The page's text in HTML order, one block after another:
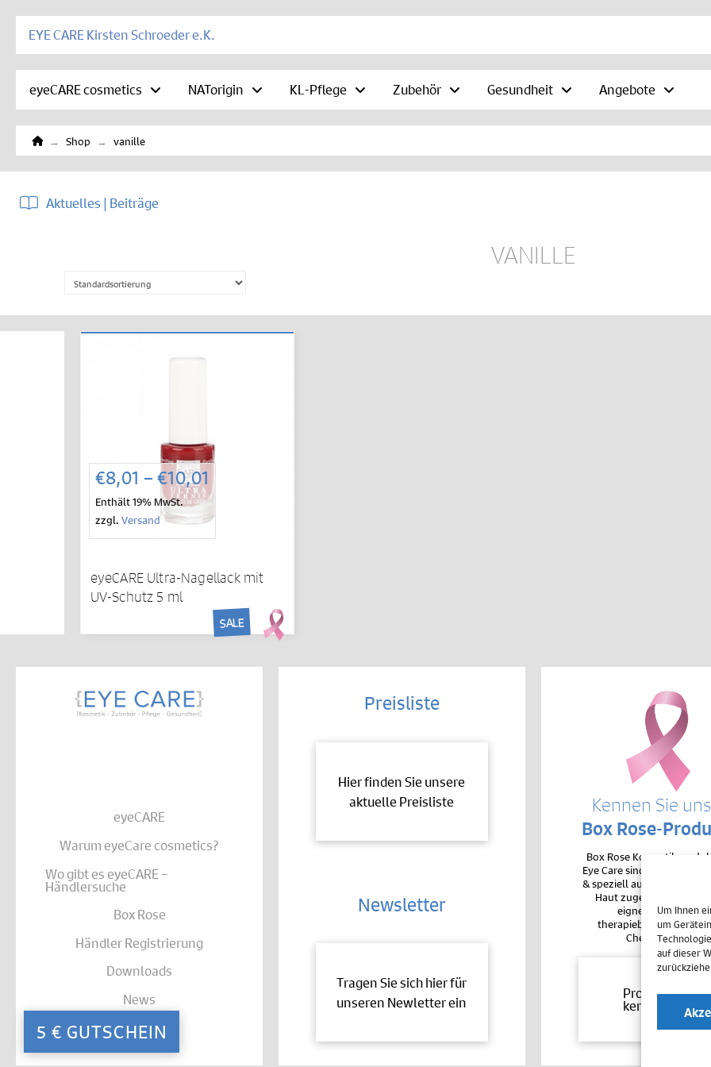
Um Ihnen
um
auf dieser
EYE CARE Kirsten Schroeder e.K.
eyeCARE cosmetics NATorigin KL-Pflege Zubehör Gesundheit Angebote
Home
→ Shop → vanille
Aktuelles | Beiträge
5 € GUTSCHEIN
VANILLE
€8,01 – €10,01
€8,01
bis
Enthält 19% MwSt.
zzgl. Versand
eyeCARE Ultra-Nagellack mit
UV-Schutz 5 ml
SALE
eyeCARE
Warum eyeCare cosmetics?
Wo gibt es eyeCARE –
Händlersuche
Box Rose
Händler Registrierung
Downloads
News
Kontakt
Preisliste
Hier finden Sie unsere
aktuelle Preisliste
Newsletter
Tragen Sie sich hier für
unseren Newletter ein
Kennen Sie
Box Rose-
Box Rose
Eye Care sind sehr
& speziell auf die
Haut zugeschnitten.
eignen sie sich auch
therapiebegleitend bei
Chemotherapie.
Produkte
kennenlernen